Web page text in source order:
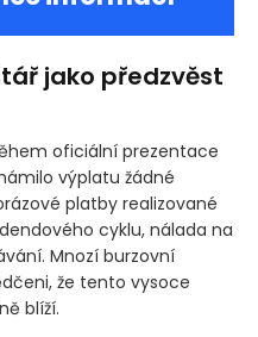
jako předzvěst
oficiální prezentace
výplatu žádné
platby realizované
cyklu, nálada na
Mnozí burzovní
že tento vysoce
blíží.